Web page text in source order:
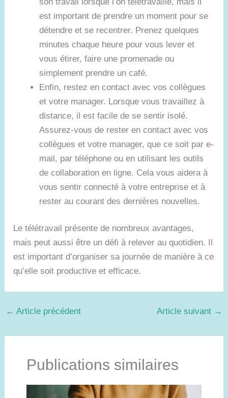
est important de prendre un moment pour se
détendre et se recentrer. Prenez quelques
minutes chaque heure pour vous lever et
vous étirer, faire une promenade ou
simplement prendre un café.
Enfin, restez en contact avec vos collègues
et votre manager. Lorsque vous travaillez à
distance, il est facile de se sentir isolé.
Assurez-vous de rester en contact avec vos
collègues et votre manager, que ce soit par e-
mail, par téléphone ou en utilisant les outils
de collaboration en ligne. Cela vous aidera à
vous sentir connecté à votre entreprise et à
rester au courant des dernières nouvelles.
Le télétravail présente de nombreux avantages,
mais peut aussi être un défi à relever au quotidien. Il
est important d’organiser sa journée de manière à ce
qu’elle soit productive et efficace.
← Article précédent Article suivant →
Publications similaires